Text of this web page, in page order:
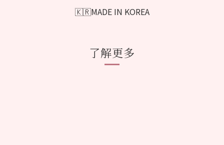
🇰🇷MADE IN KOREA
了解更多